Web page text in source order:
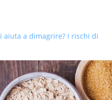
aiuta a dimagrire? I rischi di